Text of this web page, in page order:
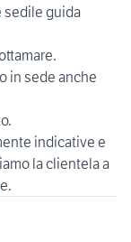
sedile guida
in sede anche
indicative e
la clientela a